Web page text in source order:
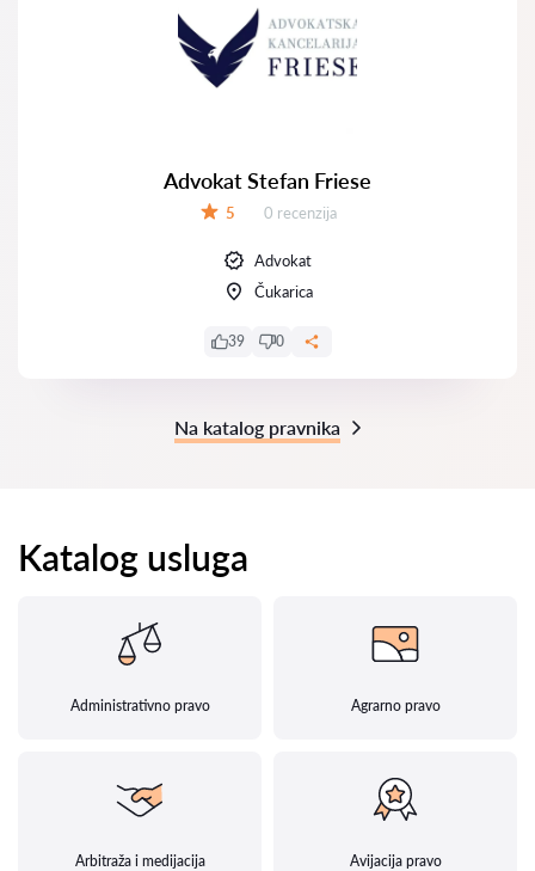
Advokat Stefan Friese
5 Recenzija:
0 recenzija
Advokat
Čukarica
39 0
Na katalog pravnika
Katalog usluga
Administrativno pravo Agrarno pravo
Arbitraža i medijacija Avijacija pravo